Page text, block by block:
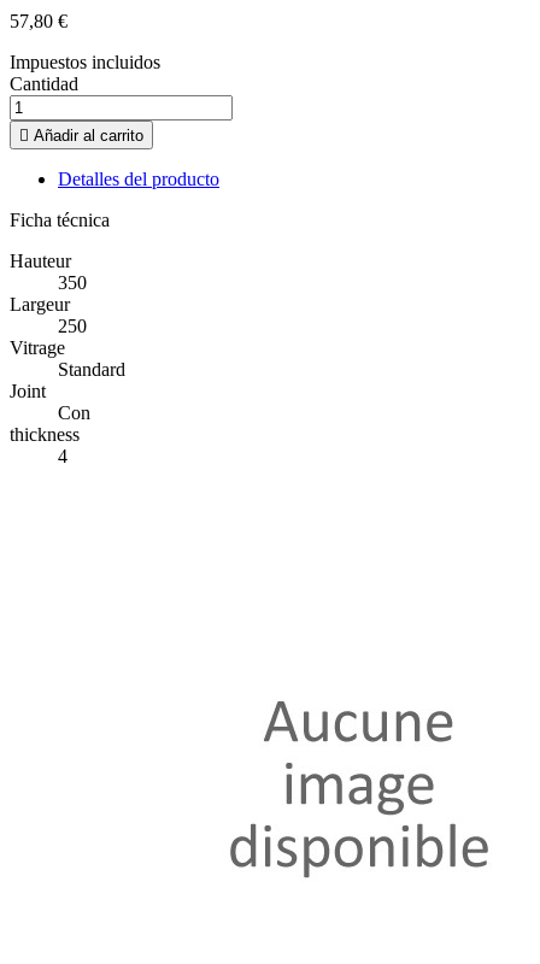
57,80 €
Impuestos incluidos
Cantidad
 Añadir al carrito
Detalles del producto
Ficha técnica
Hauteur
350
Largeur
250
Vitrage
Standard
Joint
Con
thickness
4